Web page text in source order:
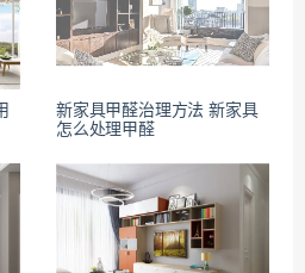
新家具甲醛治理方法 新家具
怎么处理甲醛